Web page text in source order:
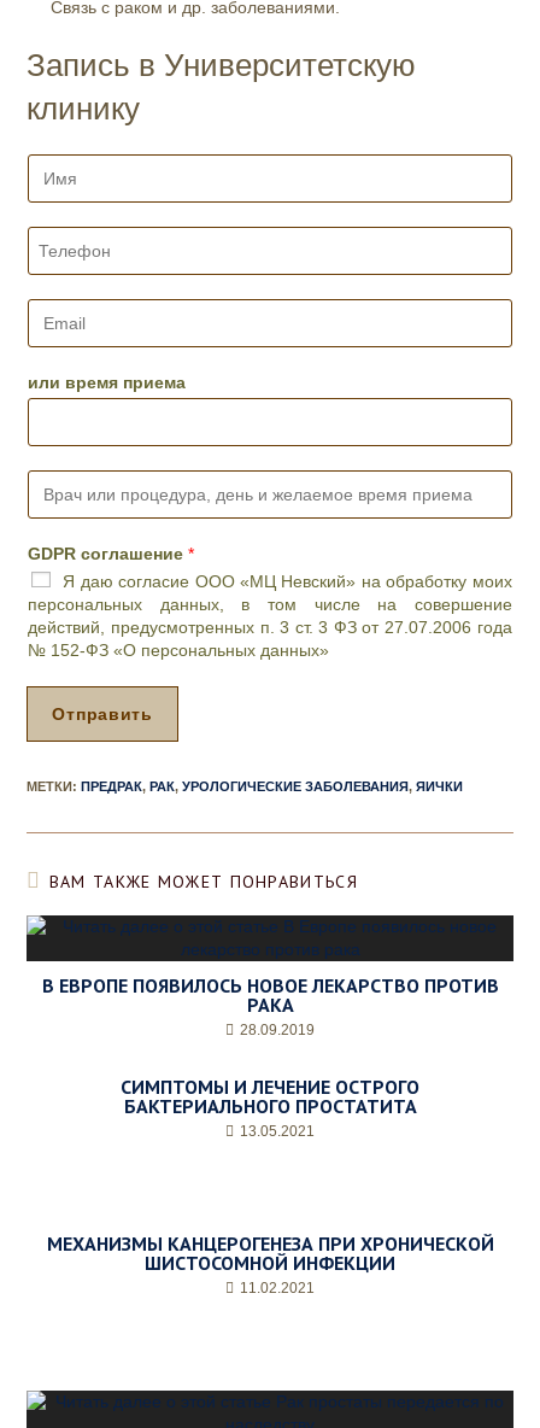
Связь с раком и др. заболеваниями.
Запись в Университетскую
клинику
И
*
Т
е
о
*
E
i
l
или время приема
В
ч
и
п
о
у
д
е
н
ь
и
а
GDPR соглашение*
Я даю согласие ООО «МЦ Невский» на обработку моих
персональных данных, в том числе на совершение
действий, предусмотренных п. 3 ст. 3 ФЗ от 27.07.2006 года
№ 152-ФЗ «О персональных данных»
Отправить
МЕТКИ:ПРЕДРАК, РАК, УРОЛОГИЧЕСКИЕ ЗАБОЛЕВАНИЯ, ЯИЧКИ
ВАМ ТАКЖЕ МОЖЕТ ПОНРАВИТЬСЯ
В ЕВРОПЕ ПОЯВИЛОСЬ НОВОЕ ЛЕКАРСТВО ПРОТИВ
РАКА
28.09.2019
СИМПТОМЫ И ЛЕЧЕНИЕ ОСТРОГО
БАКТЕРИАЛЬНОГО ПРОСТАТИТА
13.05.2021
МЕХАНИЗМЫ КАНЦЕРОГЕНЕЗА ПРИ ХРОНИЧЕСКОЙ
ШИСТОСОМНОЙ ИНФЕКЦИИ
11.02.2021